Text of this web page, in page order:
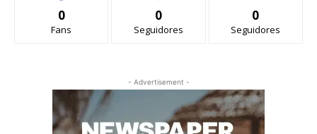
0
Fans
0
Seguidores
0
Seguidores
- Advertisement -